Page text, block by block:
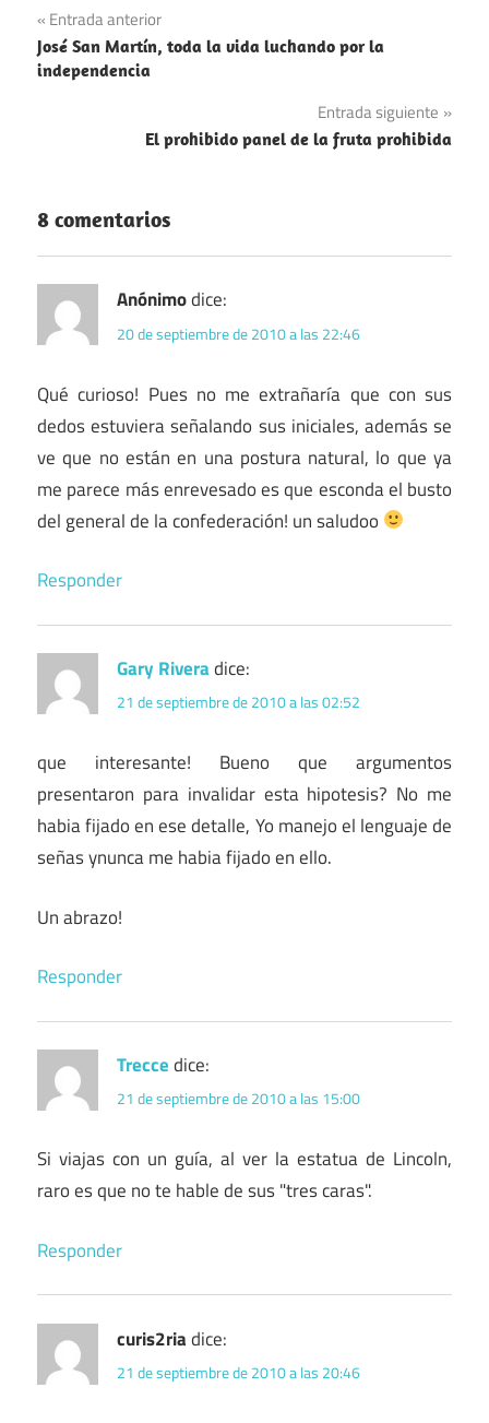
Navegación
de
Entrada anterior
José San Martín, toda la vida luchando por la
independencia
Entrada siguiente
El prohibido panel de la fruta prohibida
8 comentarios
Anónimodice:
20 de septiembre de 2010 a las 22:46
Qué curioso! Pues no me extrañaría que con sus
dedos estuviera señalando sus iniciales, además se
ve que no están en una postura natural, lo que ya
me parece más enrevesado es que esconda el busto
del general de la confederación! un saludoo
Responder
Gary Riveradice:
21 de septiembre de 2010 a las 02:52
que interesante! Bueno que argumentos
presentaron para invalidar esta hipotesis? No me
habia fijado en ese detalle, Yo manejo el lenguaje de
señas ynunca me habia fijado en ello.
Un abrazo!
Responder
Treccedice:
21 de septiembre de 2010 a las 15:00
Si viajas con un guía, al ver la estatua de Lincoln,
raro es que no te hable de sus "tres caras".
Responder
curis2riadice:
21 de septiembre de 2010 a las 20:46